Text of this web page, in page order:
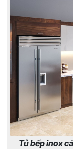
Tủ bếp inox